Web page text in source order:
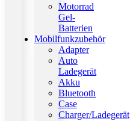
Motorrad
Gel-
Batterien
Mobilfunkzubehör
Adapter
Auto
Ladegerät
Akku
Bluetooth
Case
Charger/Ladegerät